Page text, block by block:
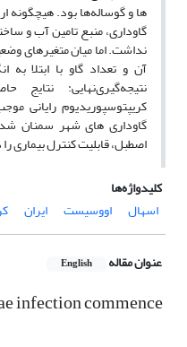
ها و گوساله‌ها بود. هیچگونه
گاوداری، منبع تامین آب و
نداشت. اما میان متغیرهای
آن و تعداد گاو با ابتلا
نتیجه‌گیری‌نهایی:
کریپتوسپوریدیوم رایانی‌
گاوداری های شهر سمنان
اصطبل، قابلیت کنترل بیماری
کلیدواژه‌ها
اسهال
اووسیست ایران
عنوان مقاله English
infection commence